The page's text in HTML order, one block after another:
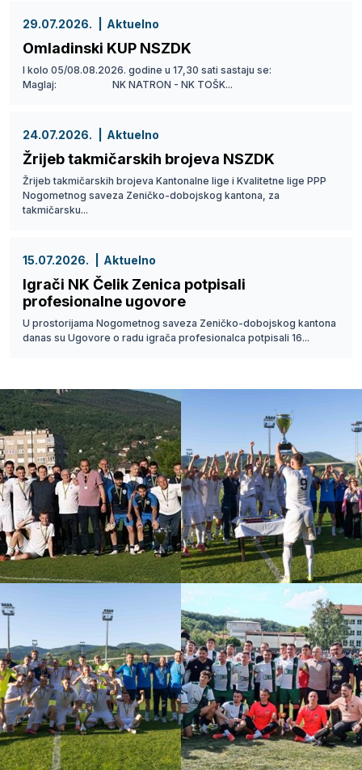
29.07.2026. Aktuelno
Omladinski KUP NSZDK
I kolo 05/08.08.2026. godine u 17,30 sati sastaju se:
Maglaj: NK NATRON - NK TOŠK...
24.07.2026. Aktuelno
Žrijeb takmičarskih brojeva NSZDK
Žrijeb takmičarskih brojeva Kantonalne lige i Kvalitetne lige PPP
Nogometnog saveza Zeničko-dobojskog kantona, za
takmičarsku...
15.07.2026. Aktuelno
Igrači NK Čelik Zenica potpisali
profesionalne ugovore
U prostorijama Nogometnog saveza Zeničko-dobojskog kantona
danas su Ugovore o radu igrača profesionalca potpisali 16...